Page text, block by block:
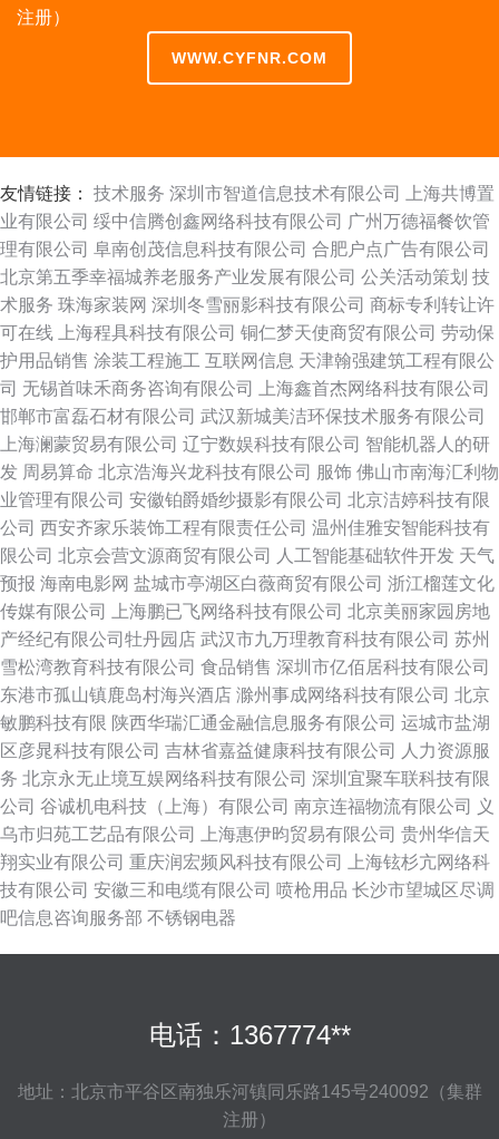
注册）
WWW.CYFNR.COM
友情链接： 技术服务 深圳市智道信息技术有限公司
上海共博置
业有限公司 绥中信腾创鑫网络科技有限公司 广州万德福餐饮管
理有限公司 阜南创茂信息科技有限公司 合肥户点广告有限公司
北京第五季幸福城养老服务产业发展有限公司 公关活动策划 技
术服务 珠海家装网 深圳冬雪丽影科技有限公司 商标专利转让许
可在线
上海程具科技有限公司 铜仁梦天使商贸有限公司 劳动保
护用品销售 涂装工程施工 互联网信息 天津翰强建筑工程有限公
司 无锡首味禾商务咨询有限公司
上海鑫首杰网络科技有限公司
邯郸市富磊石材有限公司 武汉新城美洁环保技术服务有限公司
上海澜蒙贸易有限公司 辽宁数娱科技有限公司 智能机器人的研
发 周易算命 北京浩海兴龙科技有限公司 服饰 佛山市南海汇利物
业管理有限公司 安徽铂爵婚纱摄影有限公司 北京洁婷科技有限
公司 西安齐家乐装饰工程有限责任公司 温州佳雅安智能科技有
限公司 北京会营文源商贸有限公司 人工智能基础软件开发 天气
预报 海南电影网 盐城市亭湖区白薇商贸有限公司 浙江榴莲文化
传媒有限公司
上海鹏已飞网络科技有限公司 北京美丽家园房地
产经纪有限公司牡丹园店 武汉市九万理教育科技有限公司 苏州
雪松湾教育科技有限公司 食品销售 深圳市亿佰居科技有限公司
东港市孤山镇鹿岛村海兴酒店 滁州事成网络科技有限公司 北京
敏鹏科技有限 陕西华瑞汇通金融信息服务有限公司 运城市盐湖
区彦晁科技有限公司 吉林省嘉益健康科技有限公司
人力资源服
务 北京永无止境互娱网络科技有限公司 深圳宜聚车联科技有限
公司 谷诚机电科技（上海）有限公司 南京连福物流有限公司
义
乌市归苑工艺品有限公司
上海惠伊昀贸易有限公司 贵州华信天
翔实业有限公司 重庆润宏频风科技有限公司
上海铉杉亢网络科
技有限公司 安徽三和电缆有限公司 喷枪用品 长沙市望城区尽调
吧信息咨询服务部 不锈钢电器
电话：1367774**
地址：北京市平谷区南独乐河镇同乐路145号240092（集群
注册）